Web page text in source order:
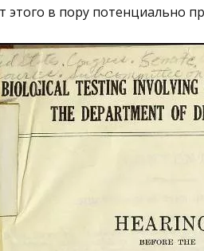
в пору потенциально